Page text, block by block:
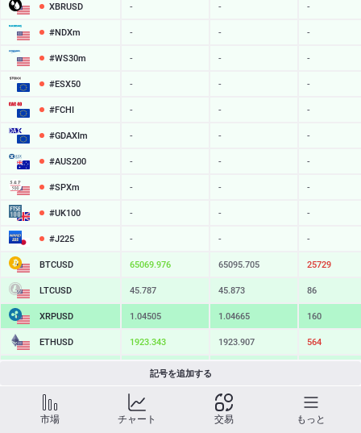
XBRUSD - - -
#NDXm - - -
#WS30m - - -
#ESX50 - - -
#FCHI - - -
#GDAXIm - - -
#AUS200 - - -
#SPXm - - -
#UK100 - - -
#J225 - - -
BTCUSD 65069.976 65095.705 25729
LTCUSD 45.787 45.873 86
XRPUSD 1.04505 1.04665 160
ETHUSD 1923.333 1923.907 574
216.999
SOLUSD 76.40
TSLA - - -
記号を追加する
市場 チャート 交易 もっと